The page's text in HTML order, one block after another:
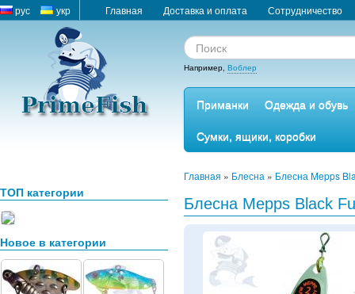
рус укр Главная Доставка и оплата Сотрудничество
Например, Воблер
Приманки
Одежда и обувь
Сумки, ящики, коробки
ТОП категории
Новое в категории
Главная » Блесна » Блесна Mepps
Блесна Mepps Black